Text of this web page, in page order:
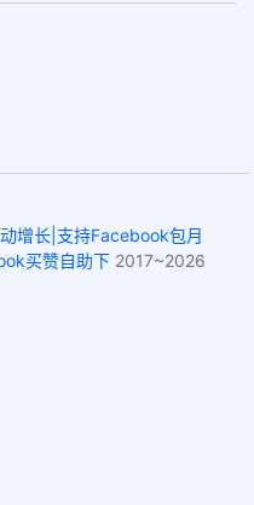
增长|支持Facebook包月
买赞自助下 2017~2026